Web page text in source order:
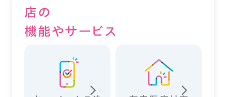
店の
機能やサービス